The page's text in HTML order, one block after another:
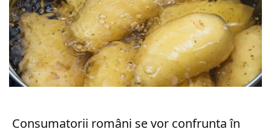
Consumatorii români se vor confrunta în